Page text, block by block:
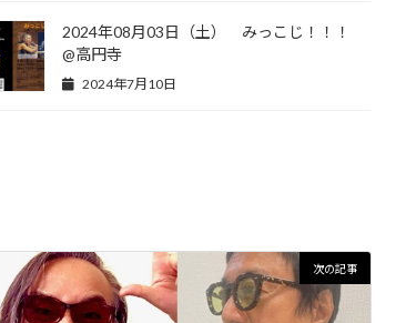
2024年08月03日（土） みっこじ！！！
@高円寺
2024年7月10日
次の記事